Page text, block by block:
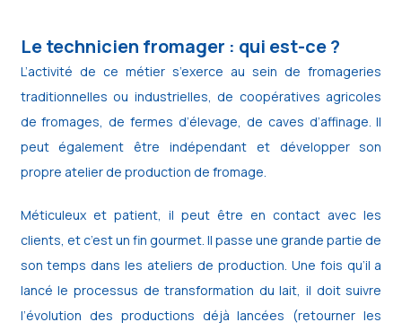
Le technicien fromager : qui est-ce ?
L’activité de ce métier s’exerce au sein de fromageries
traditionnelles ou industrielles, de coopératives agricoles
de fromages, de fermes d’élevage, de caves d’affinage. Il
peut également être indépendant et développer son
propre atelier de production de fromage.
Méticuleux et patient, il peut être en contact avec les
clients, et c’est un fin gourmet. Il passe une grande partie de
son temps dans les ateliers de production. Une fois qu’il a
lancé le processus de transformation du lait, il doit suivre
l’évolution des productions déjà lancées (retourner les